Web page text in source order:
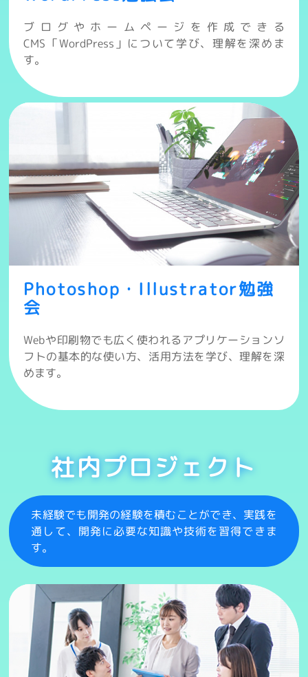
ブログやホームページを作成できる
CMS「WordPress」について学び、理解を深めま
す。
Photoshop・Illustrator勉強
会
Webや印刷物でも広く使われるアプリケーションソ
フトの基本的な使い方、活用方法を学び、理解を深
めます。
社内プロジェクト
未経験でも開発の経験を積むことができ、実践を
通して、開発に必要な知識や技術を習得できま
す。